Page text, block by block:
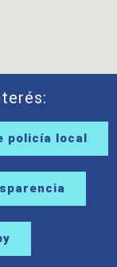
policía local